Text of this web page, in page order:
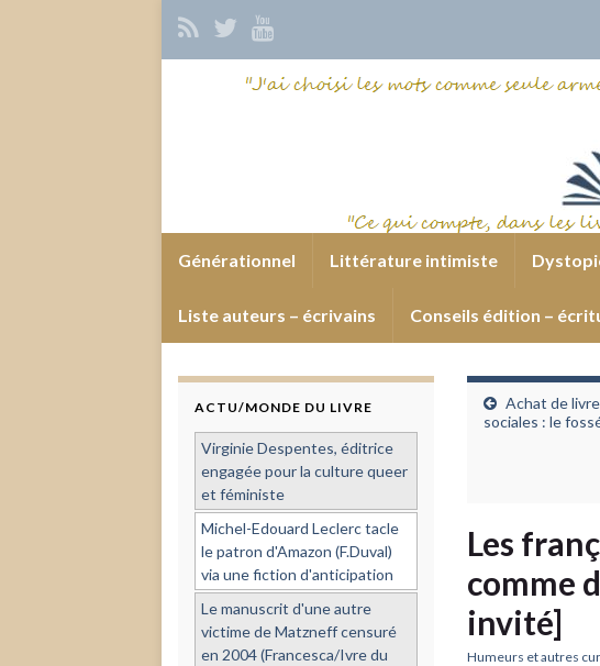
Générationnel Littérature intimiste
Liste auteurs – écrivains Conseils édition –
Achat de
sociales : le
Les
comme
invité]
Humeurs et autres
ACTU/MONDE DU LIVRE
Virginie Despentes, éditrice
engagée pour la culture queer
et féministe
Michel-Edouard Leclerc tacle
le patron d'Amazon (F.Duval)
via une fiction d'anticipation
Le manuscrit d'une autre
victime de Matzneff censuré
en 2004 (Francesca/Ivre du